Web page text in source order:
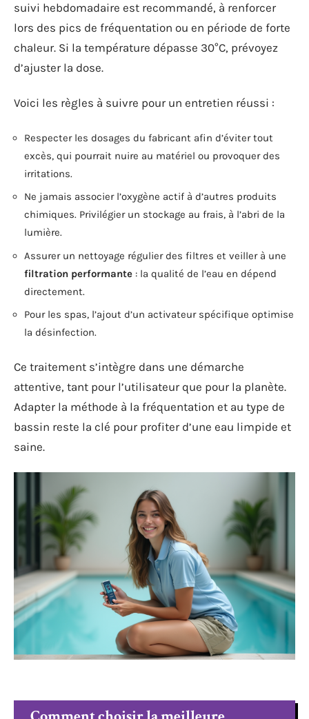
suivi hebdomadaire est recommandé, à renforcer
lors des pics de fréquentation ou en période de forte
chaleur. Si la température dépasse 30°C, prévoyez
d’ajuster la dose.
Voici les règles à suivre pour un entretien réussi :
Respecter les dosages du fabricant afin d’éviter tout
excès, qui pourrait nuire au matériel ou provoquer des
irritations.
Ne jamais associer l’oxygène actif à d’autres produits
chimiques. Privilégier un stockage au frais, à l’abri de la
lumière.
Assurer un nettoyage régulier des filtres et veiller à une
filtration performante : la qualité de l’eau en dépend
directement.
Pour les spas, l’ajout d’un activateur spécifique optimise
la désinfection.
Ce traitement s’intègre dans une démarche
attentive, tant pour l’utilisateur que pour la planète.
Adapter la méthode à la fréquentation et au type de
bassin reste la clé pour profiter d’une eau limpide et
saine.